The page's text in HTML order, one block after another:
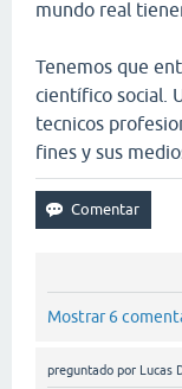
mundo real
Tenemos que
científico social.
tecnicos
fines y sus
Mostrar 6
preguntado por Lucas